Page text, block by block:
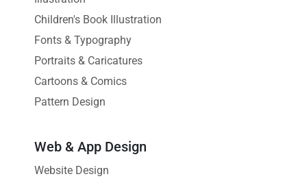
Children's Book Illustration
Fonts & Typography
Portraits & Caricatures
Cartoons & Comics
Pattern Design
Web & App Design
Website Design